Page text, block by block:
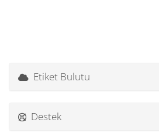
Etiket Bulutu
Destek